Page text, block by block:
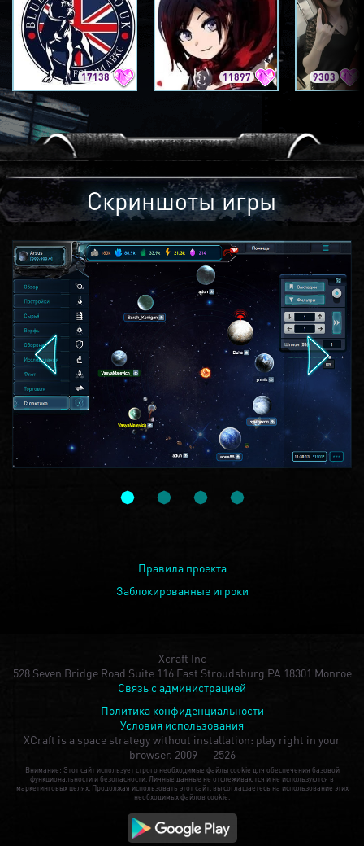
17138 11897 9303
Скриншоты игры
Правила проекта
Заблокированные игроки
Xcraft Inc
528 Seven Bridge Road Suite 116 East Stroudsburg PA 18301 Monroe
Связь с администрацией
Политика конфиденциальности
Условия использования
XCraft is a space strategy without installation: play right in your
browser. 2009 — 2526
Внимание: Этот сайт использует строго необходимые файлы cookie для обеспечения базовой
функциональности и безопасности. Личные данные не отслеживаются и не используются в
маркетинговых целях. Продолжая использовать этот сайт, вы соглашаетесь на использование этих
необходимых файлов cookie.